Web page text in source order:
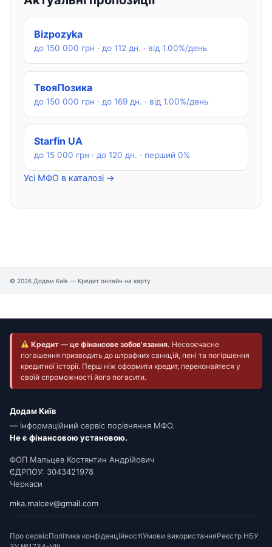
Bizpozyka
до 150 000 грн · до 112 дн. · від 1.00%/день
ТвояПозика
до 150 000 грн · до 169 дн. · від 1.00%/день
Starfin UA
до 15 000 грн · до 120 дн. · перший 0%
Усі МФО в каталозі →
© 2026 Додам Київ — Кредит онлайн на карту
Кредит — це фінансове зобов'язання. Несвоєчасне
погашення призводить до штрафних санкцій, пені та погіршення
кредитної історії. Перш ніж оформити кредит, переконайтеся у
своїй спроможності його погасити.
Додам Київ
— інформаційний сервіс порівняння МФО.
Не є фінансовою установою.
ФОП Мальцев Костянтин Андрійович
ЄДРПОУ: 3043421978
Черкаси
mka.malcev@gmail.com
Про сервісПолітика конфіденційностіУмови використанняРеєстр НБУ